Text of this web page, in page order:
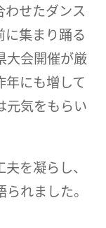
せたダンス
に集まり踊る
大会開催が厳
年にも増して
元気をもらい
を凝らし、
れました。